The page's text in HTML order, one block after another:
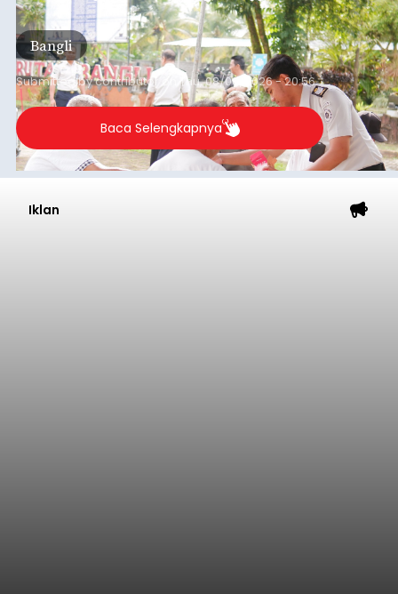
kegiatan pemeriksaan kesehatan gratis, Rabu
(6/8/2026).
Bangli
Submitted bycontributor Thu, 08/06/2026 - 20:56
Baca Selengkapnya
Iklan